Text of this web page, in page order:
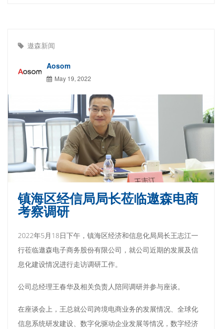
遨森新闻
Aosom
May 19, 2022
镇海区经信局局长莅临遨森电商
考察调研
2022年5月18日下午，镇海区经济和信息化局局长王志江一
行莅临遨森电子商务股份有限公司，就公司近期的发展及信
息化建设情况进行走访调研工作。
公司总经理王春华及相关负责人陪同调研并参与座谈。
在座谈会上，王总就公司跨境电商业务的发展情况、全球化
信息系统研发建设、数字化驱动企业发展等情况，数字经济